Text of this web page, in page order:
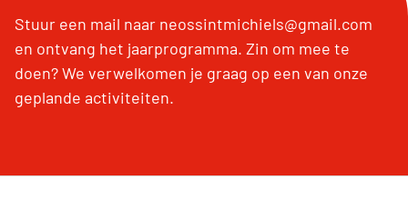
Stuur een mail naar neossintmichiels@gmail.com
en ontvang het jaarprogramma. Zin om mee te
doen? We verwelkomen je graag op een van onze
geplande activiteiten.